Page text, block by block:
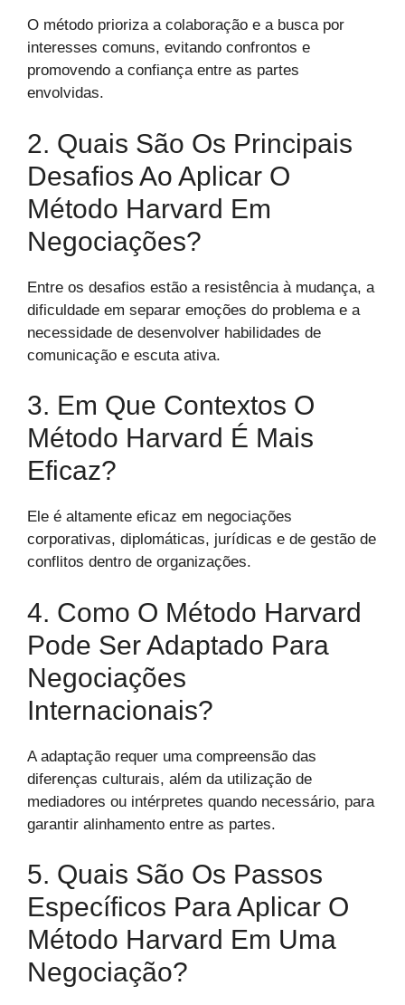
O método prioriza a colaboração e a busca por
interesses comuns, evitando confrontos e
promovendo a confiança entre as partes
envolvidas.
2. Quais São Os Principais
Desafios Ao Aplicar O
Método Harvard Em
Negociações?
Entre os desafios estão a resistência à mudança, a
dificuldade em separar emoções do problema e a
necessidade de desenvolver habilidades de
comunicação e escuta ativa.
3. Em Que Contextos O
Método Harvard É Mais
Eficaz?
Ele é altamente eficaz em negociações
corporativas, diplomáticas, jurídicas e de gestão de
conflitos dentro de organizações.
4. Como O Método Harvard
Pode Ser Adaptado Para
Negociações
Internacionais?
A adaptação requer uma compreensão das
diferenças culturais, além da utilização de
mediadores ou intérpretes quando necessário, para
garantir alinhamento entre as partes.
5. Quais São Os Passos
Específicos Para Aplicar O
Método Harvard Em Uma
Negociação?